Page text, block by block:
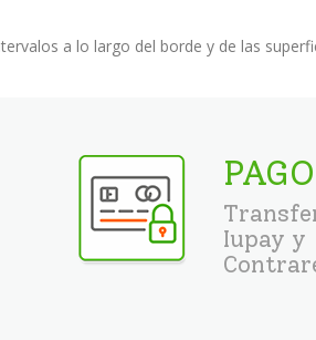
a lo largo del borde y de las
Iupay y